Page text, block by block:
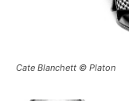
Cate Blanchett © Platon